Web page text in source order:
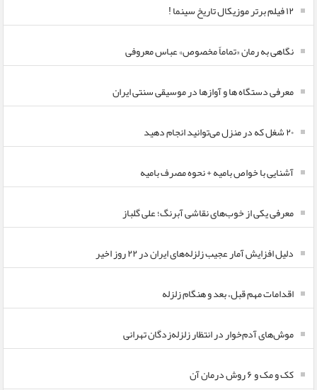
۱۲ فیلم برتر موزیکال تاریخ سینما !
نگاهی به رمان «تماماً مخصوص» عباس معروفی
معرفی دستگاه ها و آوازها در موسیقی سنتی ایران
۲۰ شغل که در منزل می‌توانید انجام دهید
آشنایی با خواص بامیه + نحوه مصرف بامیه
معرفی یکی از خوب‌های نقاشی آبرنگ؛ علی گلباز
دلیل افزایش آمار عجیب زلزله‌های ایران در ۲۲ روز اخیر
اقدامات مهم قبل، بعد و هنگام زلزله
موش‌های آدم‌خوار در انتظار زلزله‌زدگان تهرانی
کک و مک و ۶ روش درمان آن